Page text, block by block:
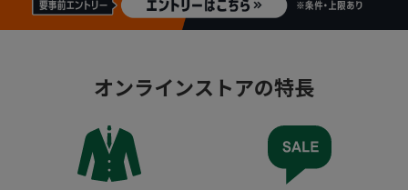
オンラインストアの特長